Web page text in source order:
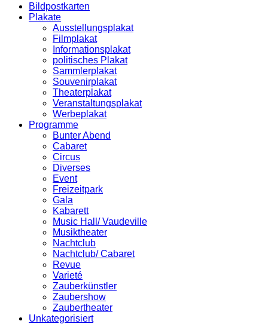
Bildpostkarten
Plakate
Ausstellungsplakat
Filmplakat
Informationsplakat
politisches Plakat
Sammlerplakat
Souvenirplakat
Theaterplakat
Veranstaltungsplakat
Werbeplakat
Programme
Bunter Abend
Cabaret
Circus
Diverses
Event
Freizeitpark
Gala
Kabarett
Music Hall/ Vaudeville
Musiktheater
Nachtclub
Nachtclub/ Cabaret
Revue
Varieté
Zauberkünstler
Zaubershow
Zaubertheater
Unkategorisiert